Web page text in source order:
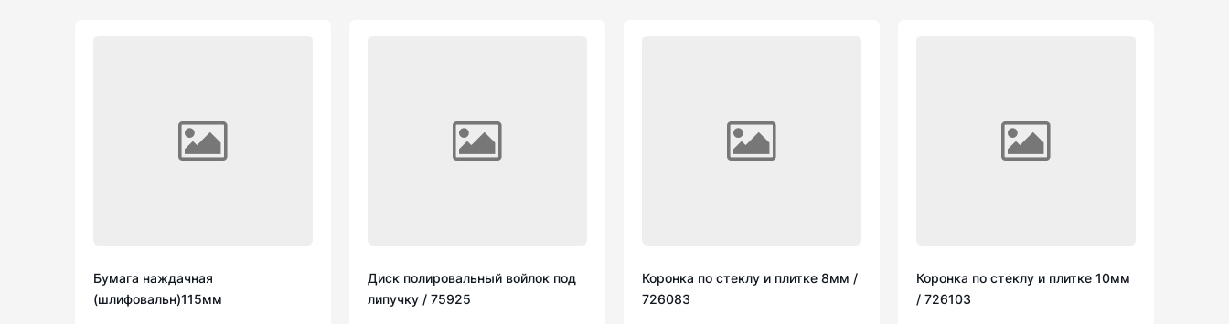
Бумага наждачная
(шлифовальн)115мм
Диск полировальный войлок под
липучку / 75925
Коронка по стеклу и плитке 8мм /
726083
Коронка по стеклу и плитке 10мм
/ 726103